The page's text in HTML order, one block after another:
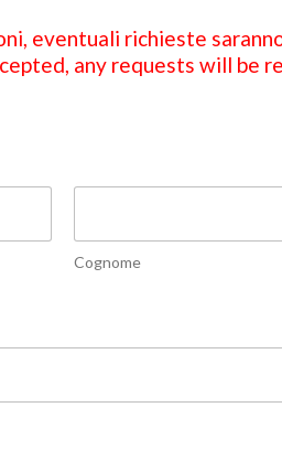
eventuali richieste
any requests will be
Cognome